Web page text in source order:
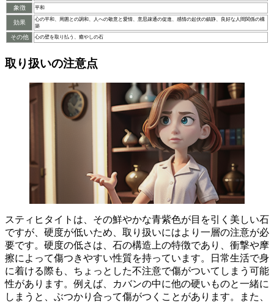
象徴 平和
効果
心の平和、周囲との調和、人への敬意と愛情、意思疎通の促進、感情の起伏の鎮静、良好な人間関係の構
築
その他 心の壁を取り払う、癒やしの石
取り扱いの注意点
スティヒタイトは、その鮮やかな青紫色が目を引く美しい石
ですが、 硬度が低いため 取り扱いにはより一層の注意が必
要です。硬度の低さは、石の構造上の特徴であり、 衝撃や摩
擦によって傷つきやすい性質を持っています。日常生活で身
に着ける際も、ちょっとした不注意で傷がついてしまう可能
性があります。例えば、カバンの中に他の硬いものと一緒に
しまうと、ぶつかり合って傷がつくことがあります。また、